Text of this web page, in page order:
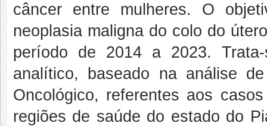
câncer entre mulheres. O
neoplasia maligna do colo do
período de 2014 a 2023.
analítico, baseado na análise
Oncológico, referentes aos
regiões de saúde do estado do